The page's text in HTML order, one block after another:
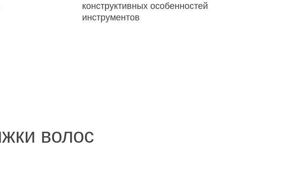
конструктивных особенностей
инструментов
волос